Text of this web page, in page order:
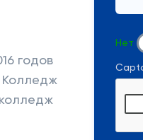
годов
Колледж
Нет